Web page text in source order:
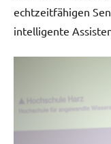
echtzeitfähigen
intelligente